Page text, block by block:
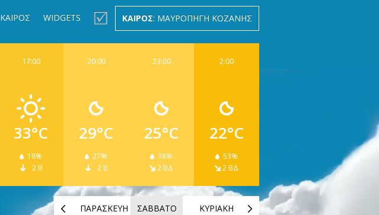
ΚΑΙΡΟΣ WIDGETS ΚΑΙΡΟΣ: ΜΑΥΡΟΠΗΓΗ ΚΟΖΑΝΗΣ
2:00
22°C
53%
2 ΒΔ
23:00
25°C
38%
2 ΒΔ
20:00
29°C
27%
2 Β
17:00
33°C
18%
2 Β
ΚΥΡΙΑΚΗ
ΣΑΒΒΑΤΟ
ΠΑΡΑΣΚΕΥΗ